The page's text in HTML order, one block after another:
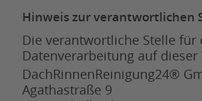
Hinweis zur verantwortlichen
Die verantwortliche Stelle für
Datenverarbeitung auf dieser
DachRinnenReinigung24®
Agathastraße 9